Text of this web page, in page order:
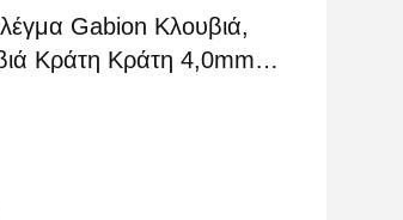
Gabion Κλουβιά,
Κράτη Κράτη 4,0mm